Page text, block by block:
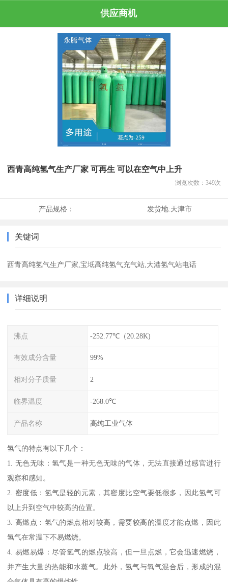
供应商机
西青高纯氢气生产厂家 可再生 可以在空气中上升
浏览次数： 349次
产品规格： 发货地:天津市
关键词
西青高纯氢气生产厂家,宝坻高纯氢气充气站,大港氢气站电话
详细说明
沸点 -252.77℃（20.28K)
有效成分含量 99%
相对分子质量 2
临界温度 -268.0℃
产品名称 高纯工业气体
氢气的特点有以下几个：
1. 无色无味：氢气是一种无色无味的气体，无法直接通过感官进行
观察和感知。
2. 密度低：氢气是轻的元素，其密度比空气要低很多，因此氢气可
以上升到空气中较高的位置。
3. 高燃点：氢气的燃点相对较高，需要较高的温度才能点燃，因此
氢气在常温下不易燃烧。
4. 易燃易爆：尽管氢气的燃点较高，但一旦点燃，它会迅速燃烧，
并产生大量的热能和水蒸气。此外，氢气与氧气混合后，形成的混